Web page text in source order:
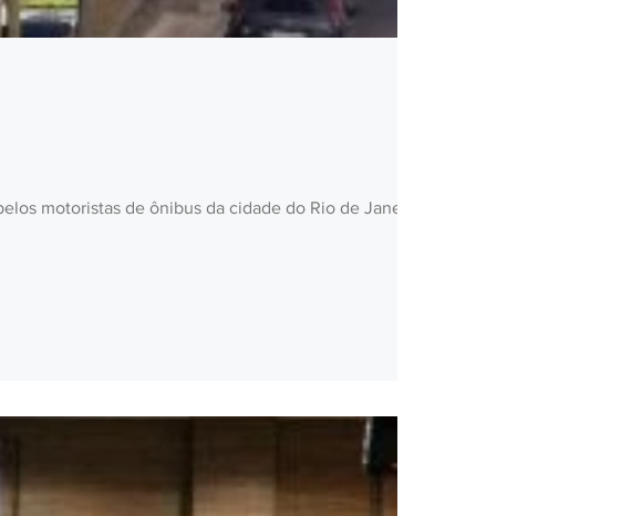
motoristas de ônibus da cidade do Rio de Janeiro.